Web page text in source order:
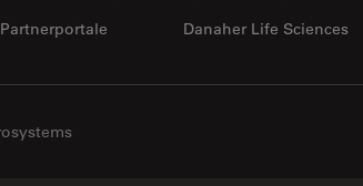
Partnerportale
Danaher Life Sciences